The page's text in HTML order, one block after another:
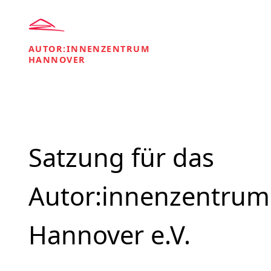
AUTOR:INNENZENTRUM
HANNOVER
Satzung für das
Autor:innenzentrum
Hannover e.V.